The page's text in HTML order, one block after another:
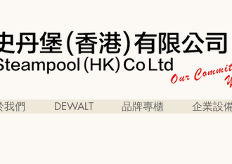
我們 DEWALT 品牌專櫃 企業設